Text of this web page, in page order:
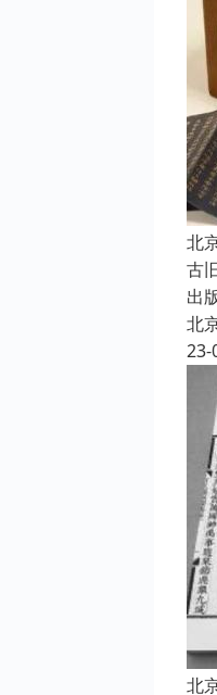
北
古
出
北
23-
北